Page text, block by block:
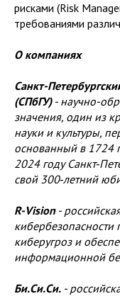
рисками (Risk
требованиями
О компаниях
Санкт-
(СПбГУ)- научно-
значения, один из
науки и культуры,
основанный в 1724
2024 году
свой 300‑летний
R-Vision-
киберугроз и
информационной
Би.Си.Си. -